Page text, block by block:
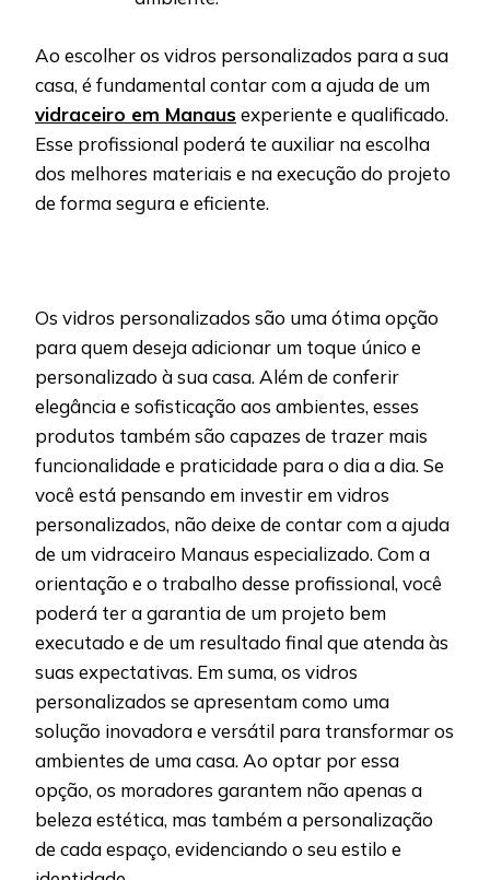
Ao escolher os vidros personalizados para a sua
casa, é fundamental contar com a ajuda de um
vidraceiro em Manausexperiente e qualificado.
Esse profissional poderá te auxiliar na escolha
dos melhores materiais e na execução do projeto
de forma segura e eficiente.
Os vidros personalizados são uma ótima opção
para quem deseja adicionar um toque único e
personalizado à sua casa. Além de conferir
elegância e sofisticação aos ambientes, esses
produtos também são capazes de trazer mais
funcionalidade e praticidade para o dia a dia. Se
você está pensando em investir em vidros
personalizados, não deixe de contar com a ajuda
de um vidraceiro Manaus especializado. Com a
orientação e o trabalho desse profissional, você
poderá ter a garantia de um projeto bem
executado e de um resultado final que atenda às
suas expectativas. Em suma, os vidros
personalizados se apresentam como uma
solução inovadora e versátil para transformar os
ambientes de uma casa. Ao optar por essa
opção, os moradores garantem não apenas a
beleza estética, mas também a personalização
de cada espaço, evidenciando o seu estilo e